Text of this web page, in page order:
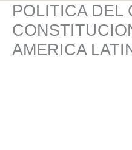
POLITICA DEL
AMERICA